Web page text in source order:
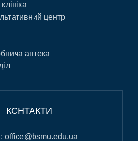
центр
аптека
КОНТАКТИ
office@bsmu.edu.ua